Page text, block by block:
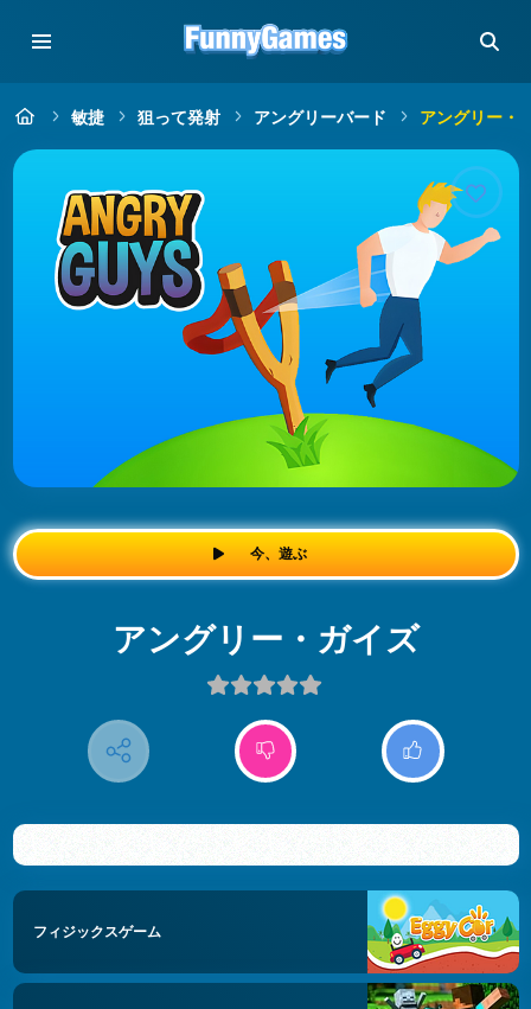
敏捷 狙って発射 アングリーバード アングリー・
今、遊ぶ
アングリー・ガイズ
フィジックスゲーム